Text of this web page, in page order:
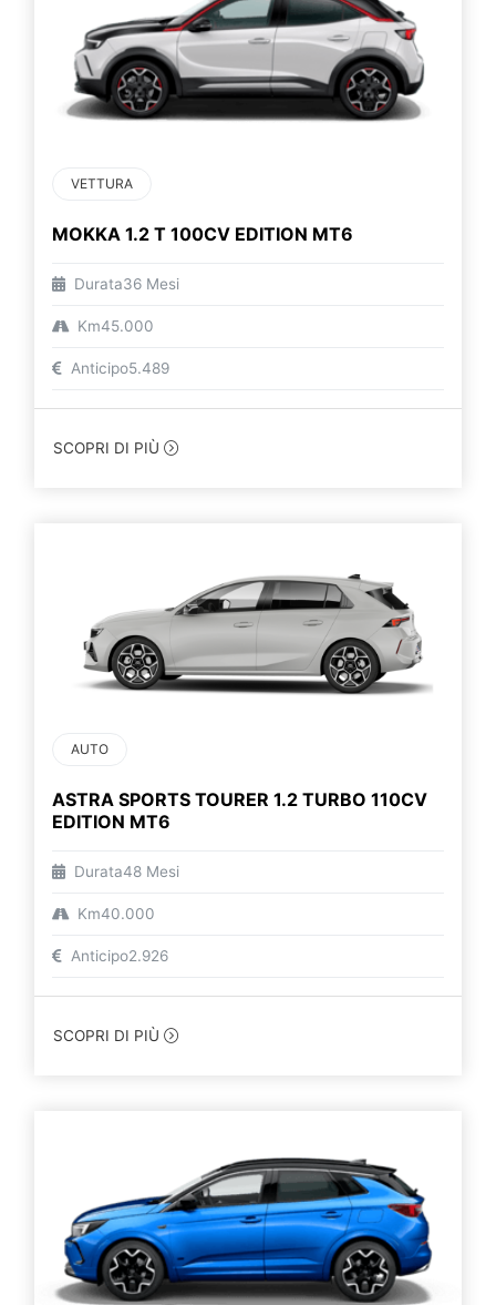
VETTURA
MOKKA 1.2 T 100CV EDITION MT6
Durata36 Mesi
Km45.000
Anticipo5.489
SCOPRI DI PIÙ
AUTO
ASTRA SPORTS TOURER 1.2 TURBO 110CV
EDITION MT6
Durata48 Mesi
Km40.000
Anticipo2.926
SCOPRI DI PIÙ